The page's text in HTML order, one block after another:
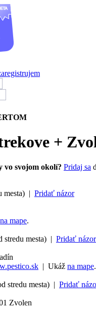
+
vo svojom okolí? Pridaj sa
mesta) | Pridať názor
na mape.
stredu mesta) | Pridať názor
| Ukáž na mape.
stredu mesta) | Pridať
Zvolen